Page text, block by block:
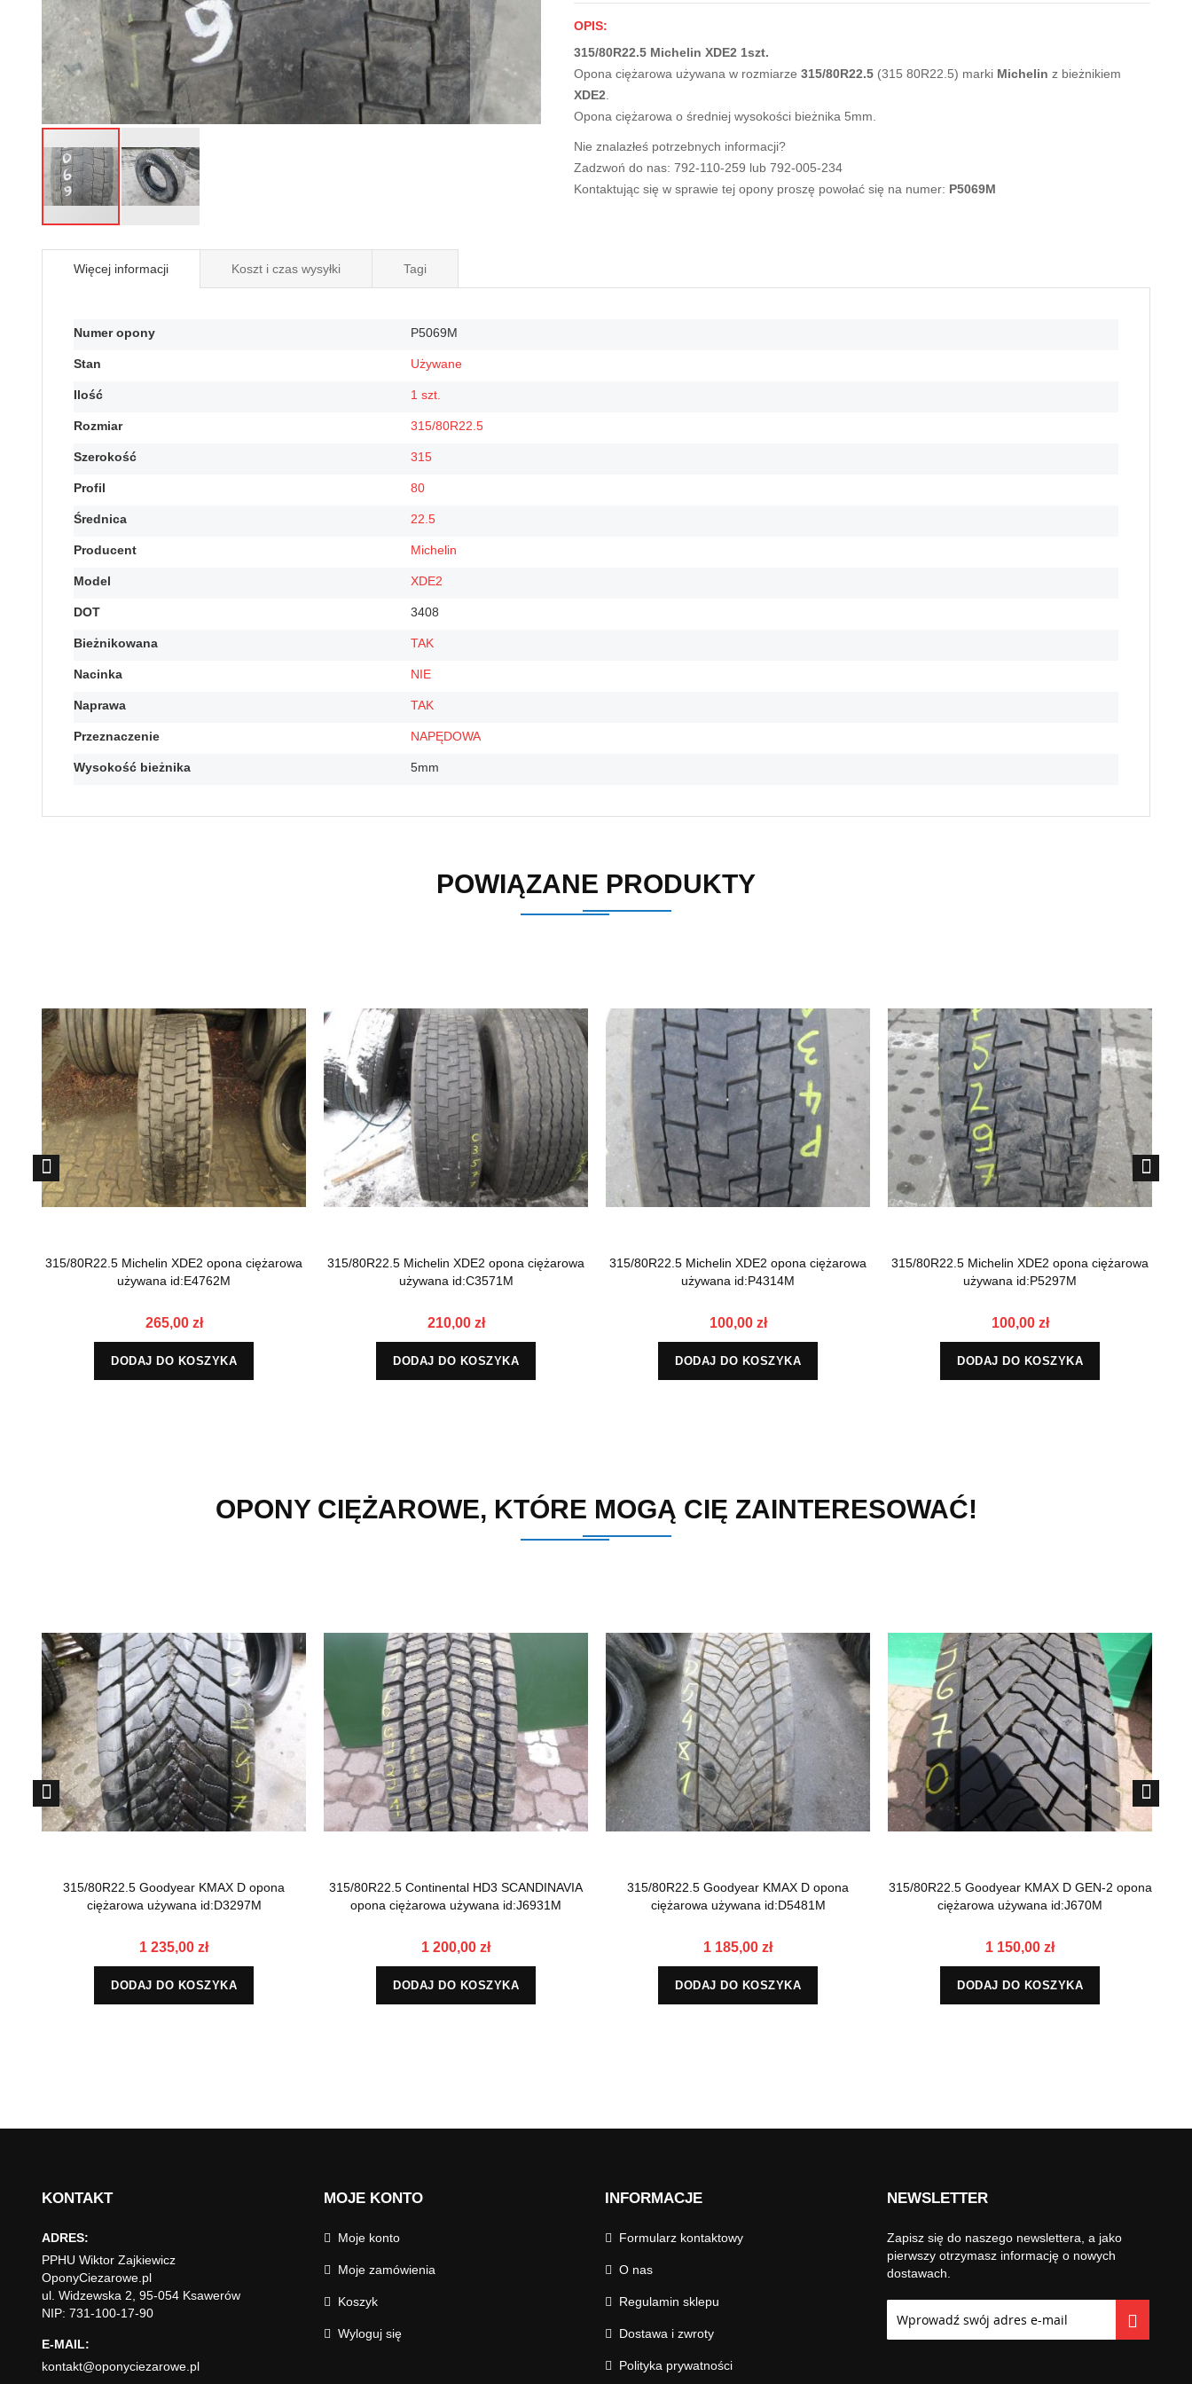
na
początek
OPIS:
315/80R22.5 Michelin XDE2 1szt.
Opona ciężarowa używana w rozmiarze 315/80R22.5 (315 80R22.5) marki Michelin z bieżnikiem
XDE2.
Opona ciężarowa o średniej wysokości bieżnika 5mm.
Nie znalazłeś potrzebnych informacji?
Zadzwoń do nas: 792-110-259 lub 792-005-234
Kontaktując się w sprawie tej opony proszę powołać się na numer: P5069M
Więcej informacji
Więcej
Numer opony P5069M
Stan Używane
Ilość 1 szt.
Rozmiar 315/80R22.5
Szerokość 315
Profil 80
Średnica 22.5
Producent Michelin
Model XDE2
DOT 3408
Bieżnikowana TAK
Nacinka NIE
Naprawa TAK
Przeznaczenie NAPĘDOWA
Wysokość bieżnika 5mm
Koszt i czas wysyłki Tagi
POWIĄZANE PRODUKTY
315/80R22.5 Michelin XDE2 opona ciężarowa
używana id:E4762M
265,00 zł
DODAJ DO KOSZYKA
315/80R22.5 Michelin XDE2 opona ciężarowa
używana id:C3571M
210,00 zł
DODAJ DO KOSZYKA
315/80R22.5 Michelin XDE2 opona ciężarowa
używana id:P4314M
100,00 zł
DODAJ DO KOSZYKA
315/80R22.5 Michelin XDE2 opona ciężarowa
używana id:P5297M
100,00 zł
DODAJ DO KOSZYKA
OPONY CIĘŻAROWE, KTÓRE MOGĄ CIĘ ZAINTERESOWAĆ!
315/80R22.5 Goodyear KMAX D opona
ciężarowa używana id:D3297M
1 235,00 zł
DODAJ DO KOSZYKA
315/80R22.5 Continental HD3 SCANDINAVIA
opona ciężarowa używana id:J6931M
1 200,00 zł
DODAJ DO KOSZYKA
315/80R22.5 Goodyear KMAX D opona
ciężarowa używana id:D5481M
1 185,00 zł
DODAJ DO KOSZYKA
315/80R22.5 Goodyear KMAX D GEN-2 opona
ciężarowa używana id:J670M
1 150,00 zł
DODAJ DO KOSZYKA
KONTAKT
ADRES:
PPHU Wiktor Zajkiewicz
OponyCiezarowe.pl
ul. Widzewska 2, 95-054 Ksawerów
NIP: 731-100-17-90
E-MAIL:
kontakt@oponyciezarowe.pl
MOJE KONTO
Moje konto
Moje zamówienia
Koszyk
Wyloguj się
INFORMACJE
Formularz kontaktowy
O nas
Regulamin sklepu
Dostawa i zwroty
Polityka prywatności
NEWSLETTER
Zapisz się do naszego newslettera, a jako
pierwszy otrzymasz informację o nowych
dostawach.
nasz
newsletter: